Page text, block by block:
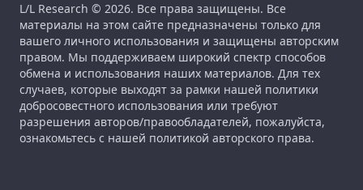
L/L Research © 2026. Все права защищены. Все
материалы на этом сайте предназначены только для
вашего личного использования и защищены авторским
правом. Мы поддерживаем широкий спектр способов
обмена и использования наших материалов. Для тех
случаев, которые выходят за рамки нашей политики
добросовестного использования или требуют
разрешения авторов/правообладателей, пожалуйста,
ознакомьтесь с нашей политикой авторского права.